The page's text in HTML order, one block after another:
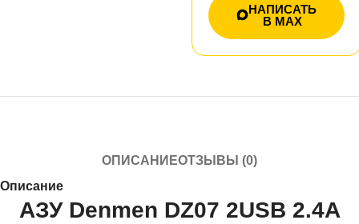
НАПИСАТЬ
В MAX
ОПИСАНИЕОТЗЫВЫ (0)
Описание
АЗУ Denmen DZ07 2USB 2.4A